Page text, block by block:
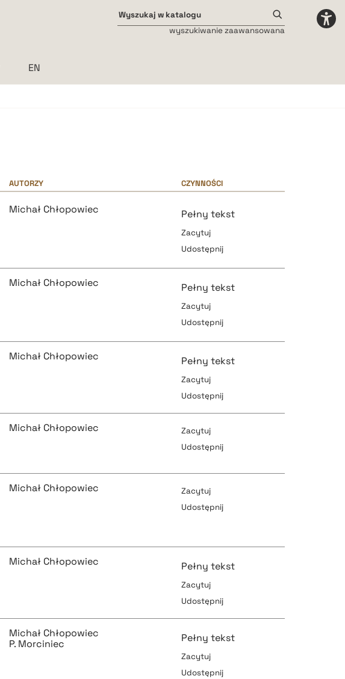
wyszukiwanie zaawansowana
AUTORZY CZYNNOŚCI
Michał Chłopowiec Pełny tekst
Zacytuj
Udostępnij
pobierz cytat
Michał Chłopowiec Pełny tekst
Zacytuj
Udostępnij
pobierz cytat
Michał Chłopowiec Pełny tekst
Zacytuj
Udostępnij
pobierz cytat
pobierz cytat
Michał Chłopowiec
Zacytuj
Udostępnij
pobierz cytat
Michał Chłopowiec
Zacytuj
Udostępnij
pobierz cytat
Michał Chłopowiec Pełny tekst
Zacytuj
Udostępnij
Michał Chłopowiec
P. Morciniec
Pełny tekst
Zacytuj
Udostępnij